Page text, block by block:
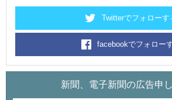
Twitterでフォローす
facebookでフォロー
新聞、電子新聞の広告申